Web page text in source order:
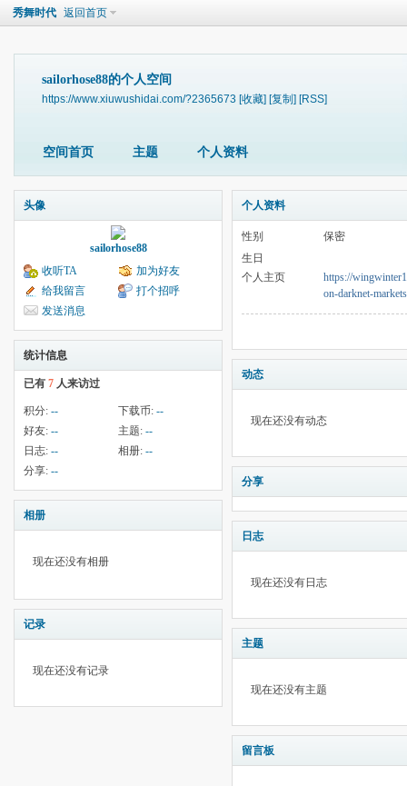
秀舞时代 返回首页
sailorhose88的个人空间
https://www.xiuwushidai.com/?2365673 [收藏] [复制] [RSS]
空间首页 主题 个人资料
头像
sailorhose88
收听TA
加为好友
给我留言
打个招呼
发送消息
统计信息
已有 7 人来访过
积分: -- 下载币: --
好友: -- 主题: --
日志: -- 相册: --
分享: --
相册
现在还没有相册
记录
现在还没有记录
个人资料
性别
保密
生日
个人主页
https://
on-darknet-markets
动态
现在还没有动态
分享
日志
现在还没有日志
主题
现在还没有主题
留言板